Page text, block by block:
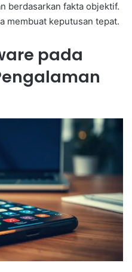
berdasarkan fakta objektif.
membuat keputusan tepat.
pada